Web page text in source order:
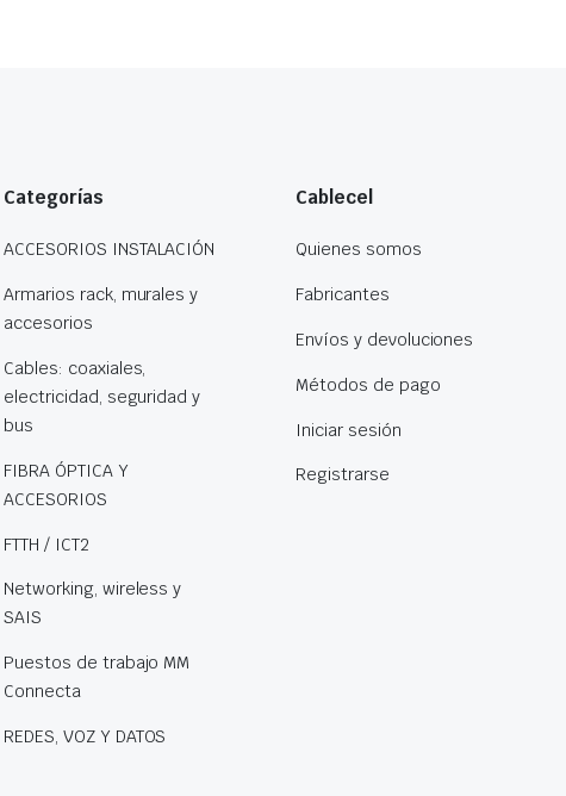
Categorías
ACCESORIOS INSTALACIÓN
Armarios rack, murales y
accesorios
Cables: coaxiales,
electricidad, seguridad y
bus
FIBRA ÓPTICA Y
ACCESORIOS
FTTH / ICT2
Networking, wireless y
SAIS
Puestos de trabajo MM
Connecta
REDES, VOZ Y DATOS
Cablecel
Quienes somos
Fabricantes
Envíos y devoluciones
Métodos de pago
Iniciar sesión
Registrarse